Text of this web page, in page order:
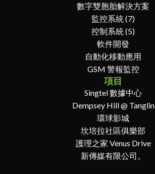
數字雙胞胎解決方案
監控系統 (7)
控制系統 (5)
軟件開發
自動化移動應用
GSM 警報監控
項目
Singtel 數據中心
Dempsey Hill @ Tanglin
環球影城
坎培拉社區俱樂部
護理之家 Venus Drive
新傳媒有限公司。